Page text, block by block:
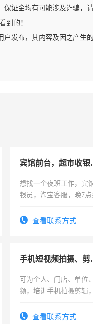
证金均有可能涉及诈骗，请
到的！
户发布，其内容及因之产生
宾馆前
想找一个夜班工作，宾
银员，淘宝客服，晚7点
号同微信查看联系方式
手机短
可为个人、门店、单位
频，培训手机拍摄剪辑
频，培训手机拍摄剪辑
查看联系方式